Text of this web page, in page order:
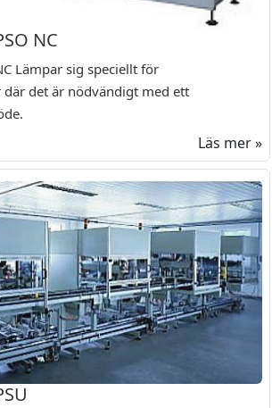
NC
Lämpar sig speciellt för
det är nödvändigt med ett
Läs mer »